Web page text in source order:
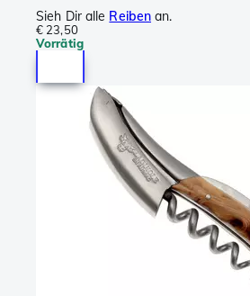
Sieh Dir alle Reiben an.
€ 23,50
Vorrätig